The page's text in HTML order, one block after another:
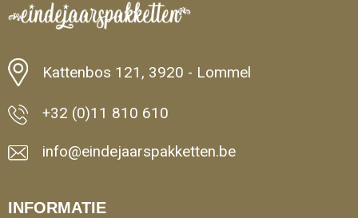
Kattenbos 121, 3920 - Lommel
+32 (0)11 810 610
info@eindejaarspakketten.be
INFORMATIE